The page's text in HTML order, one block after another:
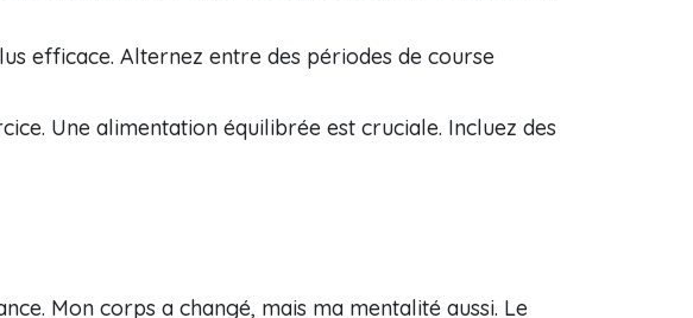
efficace. Alternez entre des périodes de course
Une alimentation équilibrée est cruciale. Incluez des
Mon corps a changé, mais ma mentalité aussi. Le